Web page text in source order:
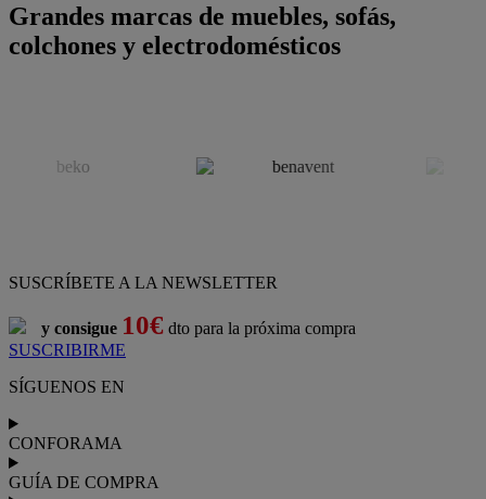
Grandes marcas de muebles, sofás,
colchones y electrodomésticos
SUSCRÍBETE A LA NEWSLETTER
y consigue 10€ dto para la próxima compra
SUSCRIBIRME
SÍGUENOS EN
CONFORAMA
GUÍA DE COMPRA